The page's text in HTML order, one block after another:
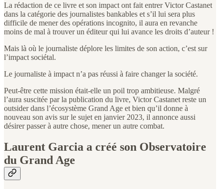
La rédaction de ce livre et son impact ont fait entrer Victor Castanet
dans la catégorie des journalistes bankables et s’il lui sera plus
difficile de mener des opérations incognito, il aura en revanche
moins de mal à trouver un éditeur qui lui avance les droits d’auteur !
Mais là où le journaliste déplore les limites de son action, c’est sur
l’impact sociétal.
Le journaliste à impact n’a pas réussi à faire changer la société.
Peut-être cette mission était-elle un poil trop ambitieuse. Malgré
l’aura suscitée par la publication du livre, Victor Castanet reste un
outsider dans l’écosystème Grand Age et bien qu’il donne à
nouveau son avis sur le sujet en janvier 2023, il annonce aussi
désirer passer à autre chose, mener un autre combat.
Laurent Garcia a créé son Observatoire
du Grand Age